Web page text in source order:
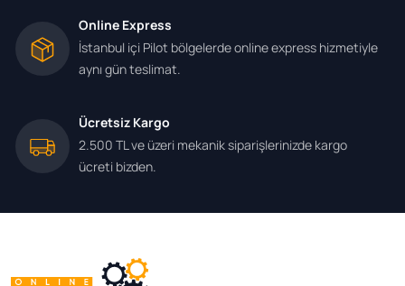
Online Express
İstanbul içi Pilot bölgelerde online express hizmetiyle
aynı gün teslimat.
Ücretsiz Kargo
2.500 TL ve üzeri mekanik siparişlerinizde kargo
ücreti bizden.